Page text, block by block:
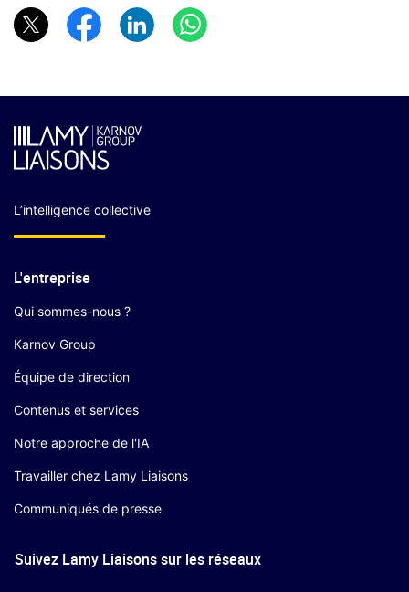
L’intelligence collective
L'entreprise
Qui sommes-nous ?
Karnov Group
Équipe de direction
Contenus et services
Notre approche de l'IA
Travailler chez Lamy Liaisons
Communiqués de presse
Suivez Lamy Liaisons sur les réseaux